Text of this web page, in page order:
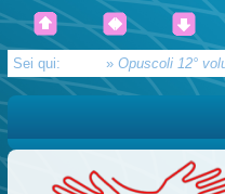
Sei qui: » Opuscoli 12°